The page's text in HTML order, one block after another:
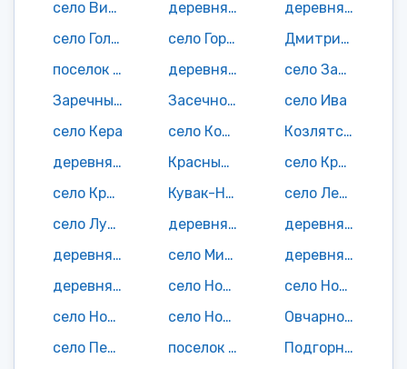
село Вирга
деревня Волженка
деревня Гаи
село Голицыно
село Гороховщино
Дмитриевский поселок
поселок Дубки
деревня Ендашевка
село Замуравские Выселки
Заречный поселок
Засечное село
село Ива
село Кера
село Кобяки
Козлятское село
деревня Красная Керка
Красный поселок
село Кривозерье
село Кривошеевка
Кувак-Никольское село
село Лещиново
село Лукина Поляна
деревня Майоровка
деревня Макаровка
деревня Малая Андреевка
село Мичкасские Выселки
деревня Новая Александровка
деревня Новая Михайловка
село Новая Нявка
село Новая Пятина
село Новый Шуструй
село Норовка
Овчарное село
село Пешая Слобода
поселок Пиксев
Подгорный поселок